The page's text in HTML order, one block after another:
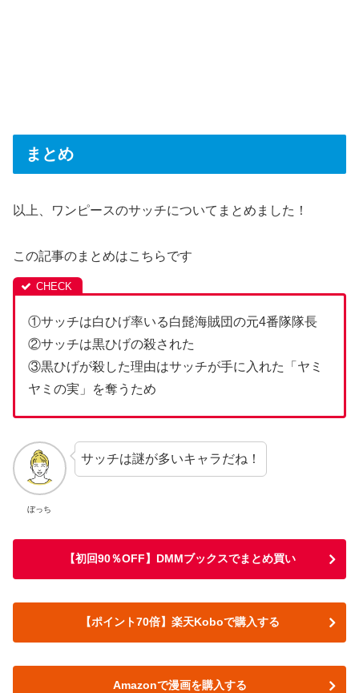
まとめ
以上、ワンピースのサッチについてまとめました！
この記事のまとめはこちらです
①サッチは白ひげ率いる白髭海賊団の元4番隊隊長
②サッチは黒ひげの殺された
③黒ひげが殺した理由はサッチが手に入れた「ヤミ
ヤミの実」を奪うため
ぼっち
サッチは謎が多いキャラだね！
【初回90％OFF】DMMブックスでまとめ買い
【ポイント70倍】楽天Koboで購入する
Amazonで漫画を購入する